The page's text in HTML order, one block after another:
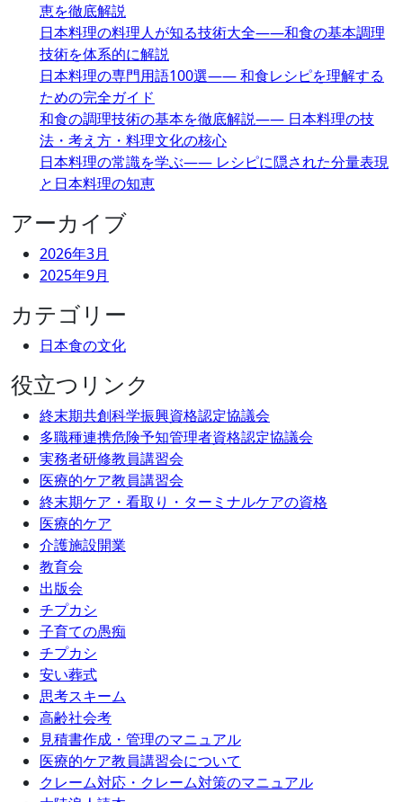
恵を徹底解説
日本料理の料理人が知る技術大全――和食の基本調理
技術を体系的に解説
日本料理の専門用語100選―― 和食レシピを理解する
ための完全ガイド
和食の調理技術の基本を徹底解説―― 日本料理の技
法・考え方・料理文化の核心
日本料理の常識を学ぶ―― レシピに隠された分量表現
と日本料理の知恵
アーカイブ
2026年3月
2025年9月
カテゴリー
日本食の文化
役立つリンク
終末期共創科学振興資格認定協議会
多職種連携危険予知管理者資格認定協議会
実務者研修教員講習会
医療的ケア教員講習会
終末期ケア・看取り・ターミナルケアの資格
医療的ケア
介護施設開業
教育会
出版会
チプカシ
子育ての愚痴
チプカシ
安い葬式
思考スキーム
高齢社会考
見積書作成・管理のマニュアル
医療的ケア教員講習会について
クレーム対応・クレーム対策のマニュアル